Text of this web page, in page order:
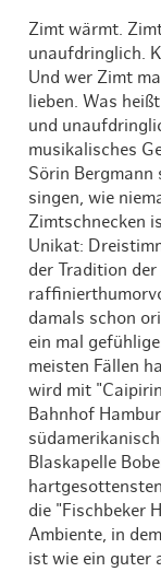
Zimt wärmt.
unaufdringlich.
Und wer Zimt
lieben. Was
und
musikalisches
Sörin Bergmann
singen, wie
Zimtschnecken
Unikat:
der Tradition
damals schon
ein mal
meisten Fällen
wird mit
Bahnhof
Blaskapelle
die "Fischbeker
Ambiente, in
ist wie ein guter